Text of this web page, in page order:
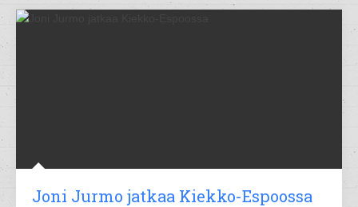
Joni Jurmo jatkaa Kiekko-Espoossa